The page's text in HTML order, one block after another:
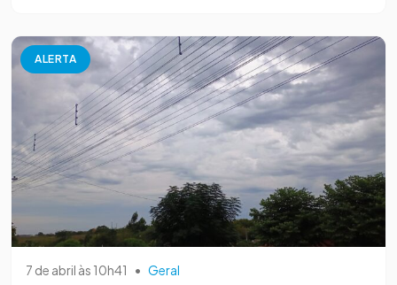
ALERTA
7 de abril às 10h41 • Geral